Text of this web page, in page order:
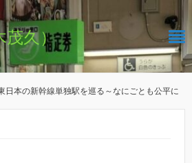
茂久）
日本の新幹線単独駅を巡る～なにごとも公平に